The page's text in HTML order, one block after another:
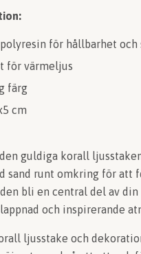
för hållbarhet
för värmeljus
färg
cm
guldiga korall
sand runt omkring för att
den bli en central del av
och inspirerande
ljusstake och